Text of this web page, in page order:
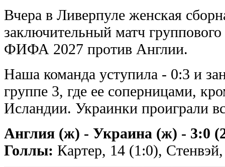
Вчера в Ливерпуле женская
заключительный матч
ФИФА 2027 против Англии.
Наша команда уступила - 0:3 и
группе 3, где ее соперницами,
Исландии. Украинки проиграли
Англия (ж) - Украина (ж) - 3:0
Голлы: Картер, 14 (1:0),